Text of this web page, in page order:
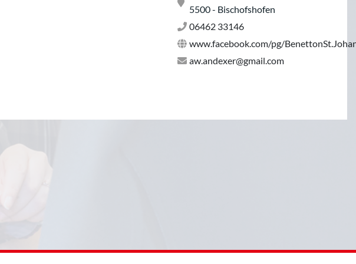
5500 - Bischofshofen
06462 33146
www.facebook.com/pg/
aw.andexer@gmail.com